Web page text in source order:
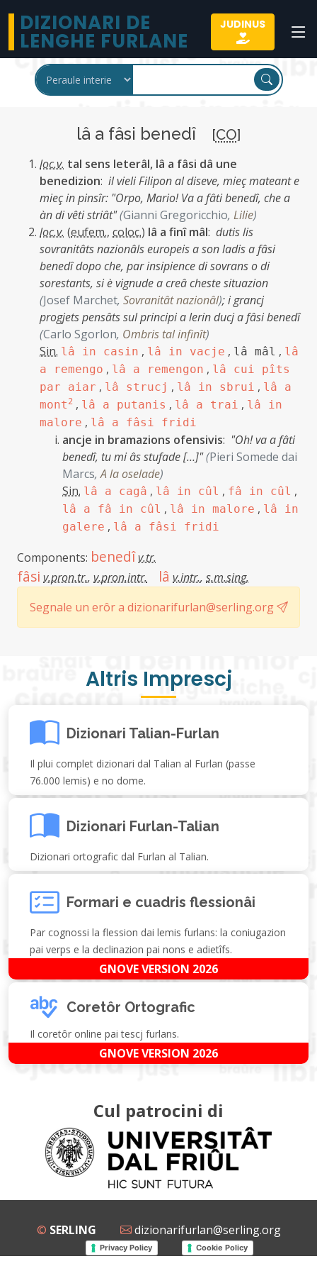
DIZIONARI DE
LENGHE FURLANE
JUDINUS
lâ a fâsi benedî [CO]
loc.v. tal sens leterâl, lâ a fâsi dâ une
benedizion: il vieli Filipon al diseve, mieç mateant e
mieç in pinsîr: "Orpo, Mario! Va a fâti benedî, che a
àn di vêti striât"(Gianni Gregoricchio, Lilie)
loc.v. (eufem., coloc.) lâ a finî mâl: dutis lis
sovranitâts nazionâls europeis a son ladis a fâsi
benedî dopo che, par insipience di sovrans o di
sorestants, si è vignude a creâ cheste situazion
(Josef Marchet, Sovranitât nazionâl);i grancj
progjets pensâts sul principi a lerin ducj a fâsi benedî
(Carlo Sgorlon, Ombris tal infinît)
Sin. lâ in casin , lâ in vacje , lâ mâl , lâ
a remengo , lâ a remengon , lâ cui pîts
par aiar , lâ strucj , lâ in sbrui , lâ a
mont 2 , lâ a putanis , lâ a trai , lâ in
malore , lâ a fâsi fridi
ancje in bramazions ofensivis: "Oh! va a fâti
benedî, tu mi âs stufade […]"(Pieri Somede dai
Marcs,A la oselade)
Sin. lâ a cagâ , lâ in cûl , fâ in cûl ,
lâ a fâ in cûl , lâ in malore , lâ in
galere , lâ a fâsi fridi
Components: benedîv.tr.
fâsi v.pron.tr., v.pron.intr. lâ v.intr., s.m.sing.
Segnale un erôr a dizionarifurlan@serling.org
Altris Imprescj
Dizionari Talian-Furlan
Il plui complet dizionari dal Talian al Furlan (passe
76.000 lemis) e no dome.
Dizionari Furlan-Talian
Dizionari ortografic dal Furlan al Talian.
Formari e cuadris flessionâi
Par cognossi la flession dai lemis furlans: la coniugazion
pai verps e la declinazion pai nons e adietîfs.
GNOVE VERSION 2026
Coretôr Ortografic
Il coretôr online pai tescj furlans.
GNOVE VERSION 2026
Cul patrocini di
© SERLING dizionarifurlan@serling.org
Privacy Policy Cookie Policy